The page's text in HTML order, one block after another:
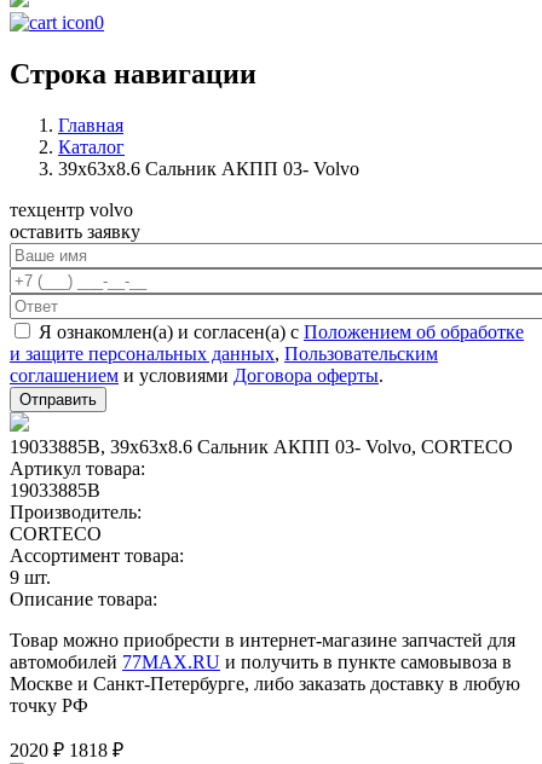
0
Строка навигации
Главная
Каталог
39x63x8.6 Сальник AКПП 03- Volvo
техцентр volvo
оставить заявку
Я ознакомлен(а) и согласен(а) с Положением об обработке
и защите персональных данных, Пользовательским
соглашением и условиями Договора оферты.
19033885B, 39x63x8.6 Сальник AКПП 03- Volvo, CORTECO
Артикул товара:
19033885B
Производитель:
CORTECO
Ассортимент товара:
9 шт.
Описание товара:
Товар можно приобрести в интернет-магазине запчастей для
автомобилей 77MAX.RU и получить в пункте самовывоза в
Москве и Санкт-Петербурге, либо заказать доставку в любую
точку РФ
2020 ₽ 1818 ₽